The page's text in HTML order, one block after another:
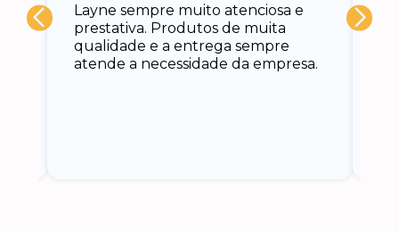
Layne sempre muito atenciosa e
prestativa. Produtos de muita
qualidade e a entrega sempre
atende a necessidade da empresa.